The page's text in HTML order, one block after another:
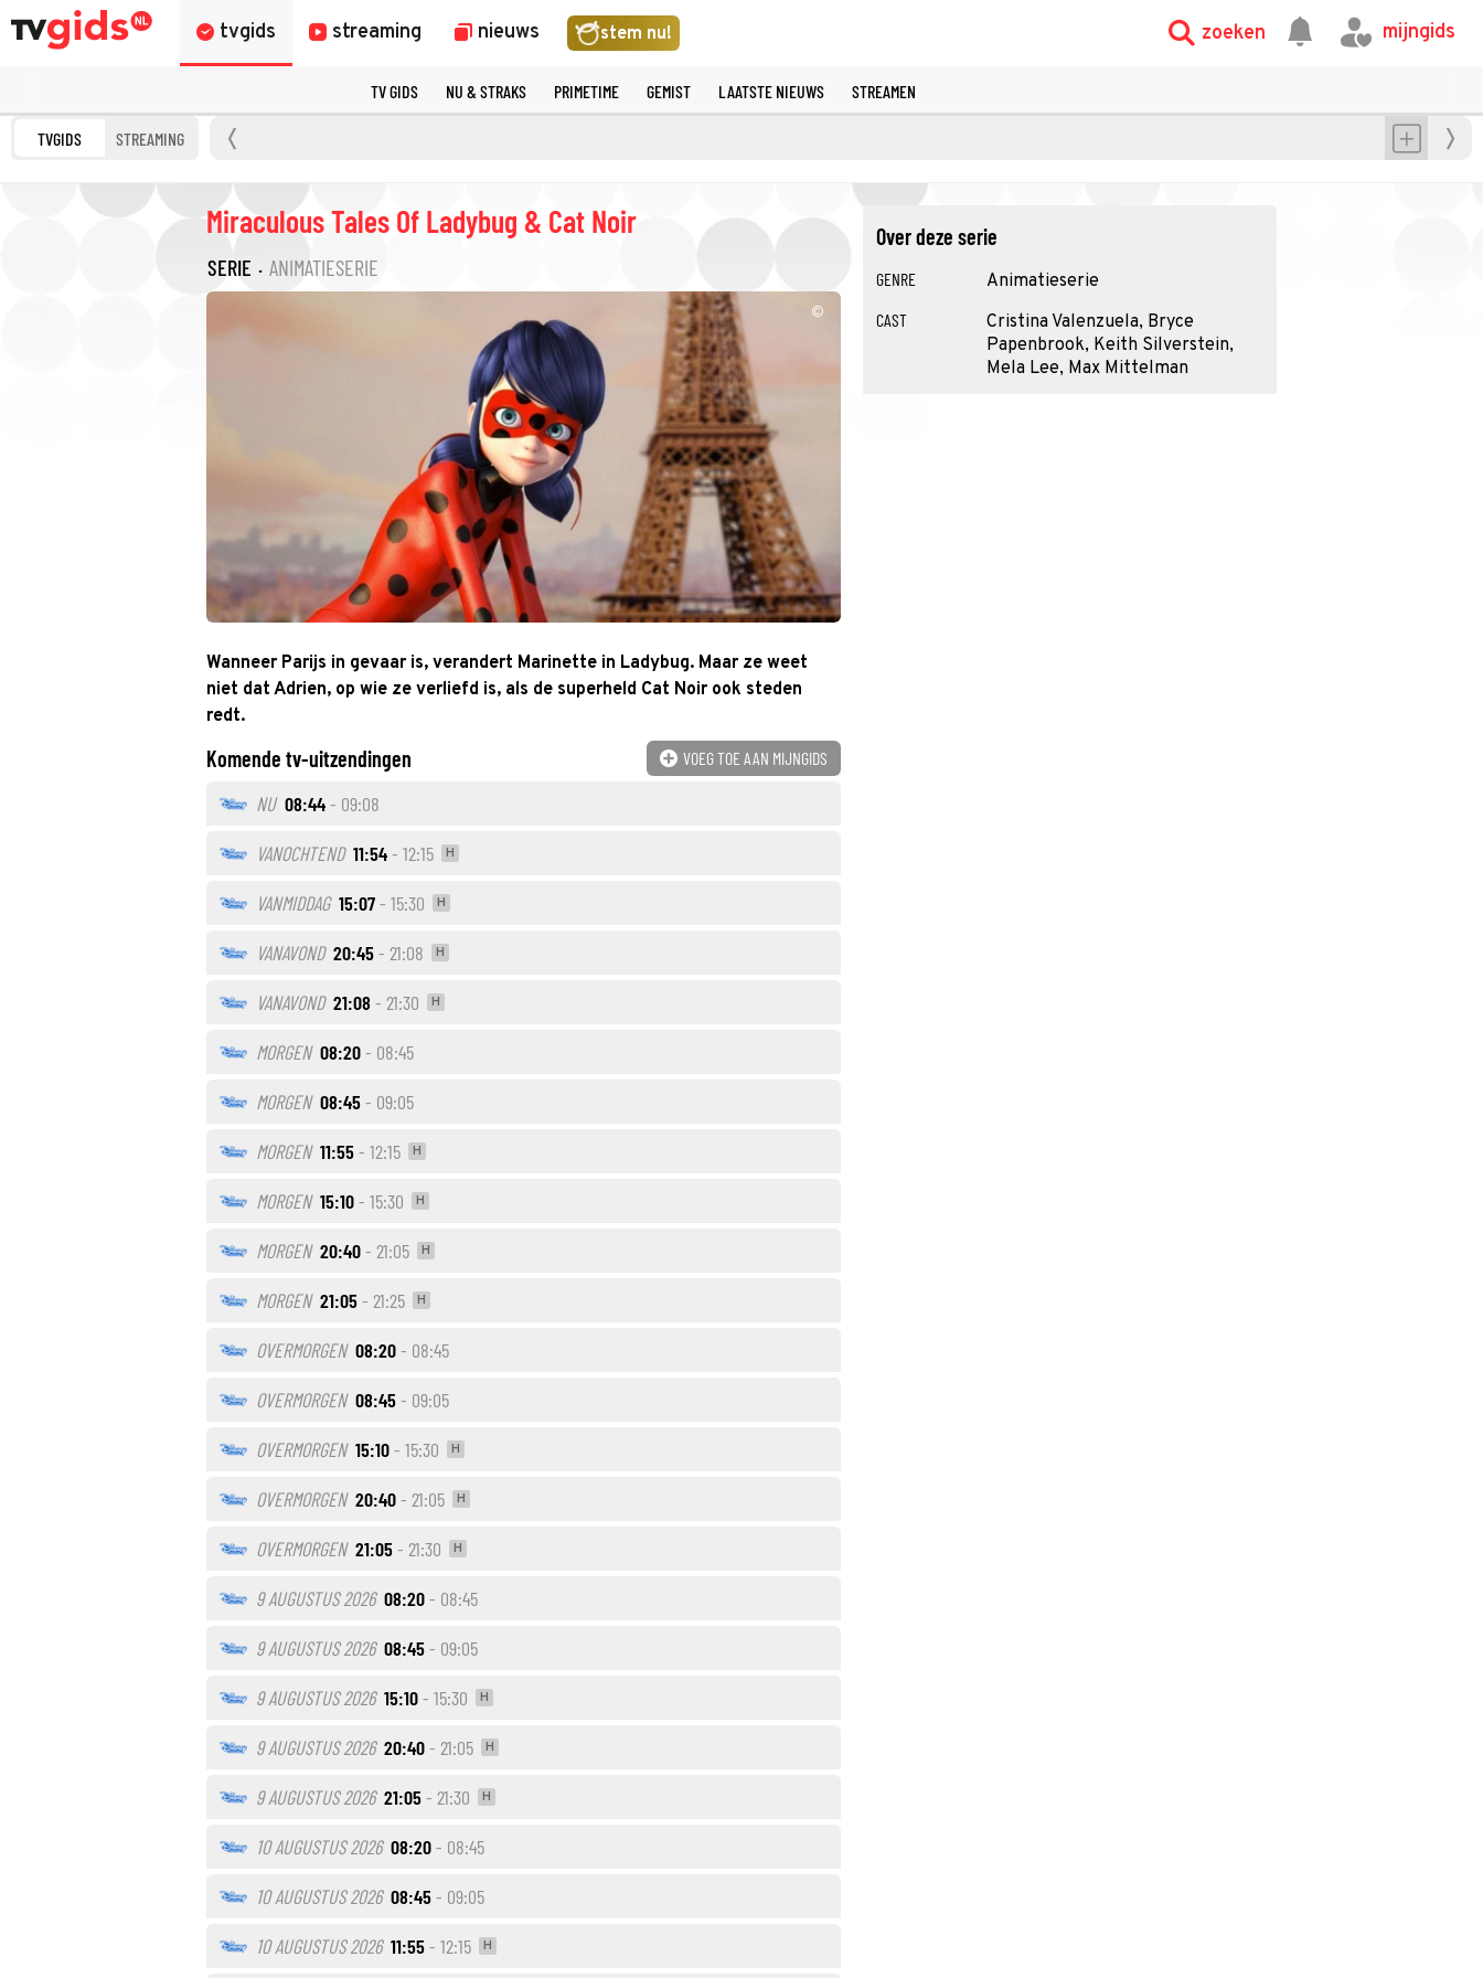
tvgids streaming nieuws stem nu! zoeken mijngids
TV GIDS NU & STRAKS PRIMETIME GEMIST LAATSTE NIEUWS STREAMEN
TVGIDS STREAMING
Miraculous Tales Of Ladybug & Cat Noir
SERIE · ANIMATIESERIE
©
Wanneer Parijs in gevaar is, verandert Marinette in Ladybug. Maar ze weet
niet dat Adrien, op wie ze verliefd is, als de superheld Cat Noir ook steden
redt.
Komende tv-uitzendingen VOEG TOE AAN MIJNGIDS
NU 08:44- 09:08
VANOCHTEND 11:54- 12:15 H
VANMIDDAG 15:07- 15:30 H
VANAVOND 20:45- 21:08 H
VANAVOND 21:08- 21:30 H
MORGEN 08:20- 08:45
MORGEN 08:45- 09:05
MORGEN 11:55- 12:15 H
MORGEN 15:10- 15:30 H
MORGEN 20:40- 21:05 H
MORGEN 21:05- 21:25 H
OVERMORGEN 08:20- 08:45
OVERMORGEN 08:45- 09:05
OVERMORGEN 15:10- 15:30 H
OVERMORGEN 20:40- 21:05 H
OVERMORGEN 21:05- 21:30 H
9 AUGUSTUS 2026 08:20- 08:45
9 AUGUSTUS 2026 08:45- 09:05
9 AUGUSTUS 2026 15:10- 15:30 H
9 AUGUSTUS 2026 20:40- 21:05 H
9 AUGUSTUS 2026 21:05- 21:30 H
10 AUGUSTUS 2026 08:20- 08:45
10 AUGUSTUS 2026 08:45- 09:05
10 AUGUSTUS 2026 11:55- 12:15 H
Over deze serie
GENRE Animatieserie
CAST
Cristina Valenzuela, Bryce
Papenbrook, Keith Silverstein,
Mela Lee, Max Mittelman